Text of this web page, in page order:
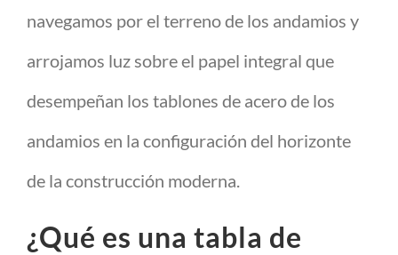
navegamos por el terreno de los andamios y
arrojamos luz sobre el papel integral que
desempeñan los tablones de acero de los
andamios en la configuración del horizonte
de la construcción moderna.
¿Qué es una tabla de